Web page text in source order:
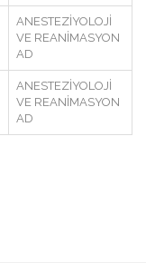
ANESTEZİYOLOJİ
VE REANİMASYON
AD
ANESTEZİYOLOJİ
VE REANİMASYON
AD